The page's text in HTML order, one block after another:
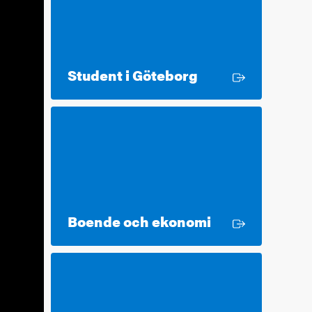
Student i Göteborg Extern länk
Boende och ekonomi Extern länk